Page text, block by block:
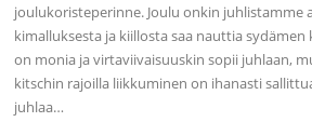
joulukoristeperinne. Joulu onkin juhlistamme
kimalluksesta ja kiillosta saa nauttia
on monia ja virtaviivaisuuskin sopii juhlaan,
kitschin rajoilla liikkuminen on ihanasti
juhlaa…